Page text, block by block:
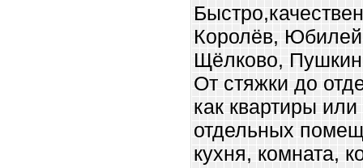
Королёв,
Щёлково,
От стяжки до
как квартиры
отдельных
кухня, комната,